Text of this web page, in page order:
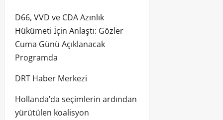
D66, VVD ve CDA Azınlık
Hükümeti İçin Anlaştı: Gözler
Cuma Günü Açıklanacak
Programda
DRT Haber Merkezi
Hollanda’da seçimlerin ardından
yürütülen koalisyon